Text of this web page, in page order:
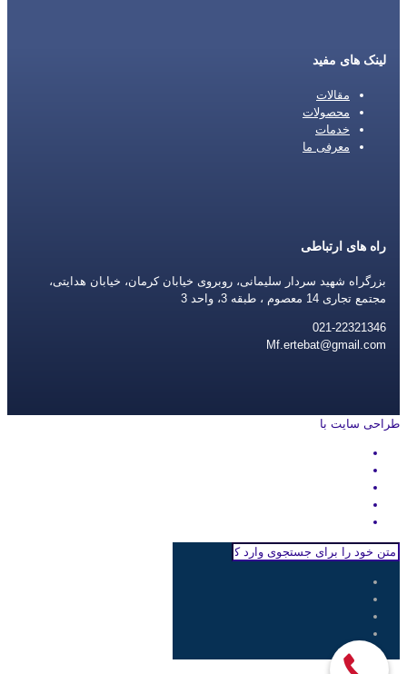
لینک های مفید
مقالات
محصولات
خدمات
معرفی ما
راه های ارتباطی
بزرگراه شهید سردار سلیمانی، روبروی خیابان کرمان، خیابان هدایتی،
مجتمع تجاری 14 معصوم ، طبقه 3، واحد 3
021-22321346
Mf.ertebat@gmail.com
طراحی سایت با